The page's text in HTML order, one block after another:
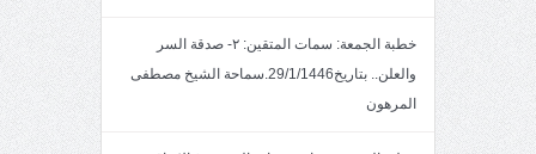
خطبة الجمعة: سمات المتقين: ٢- صدقة السر
والعلن.. بتاريخ29/1/1446.سماحة الشيخ مصطفى
المرهون